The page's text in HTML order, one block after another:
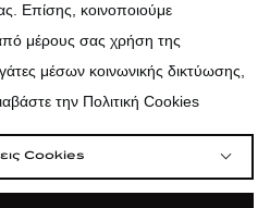
Επίσης, κοινοποιούμε
μέρους σας χρήση της
μέσων κοινωνικής δικτύωσης,
την Πολιτική Cookies
Cookies